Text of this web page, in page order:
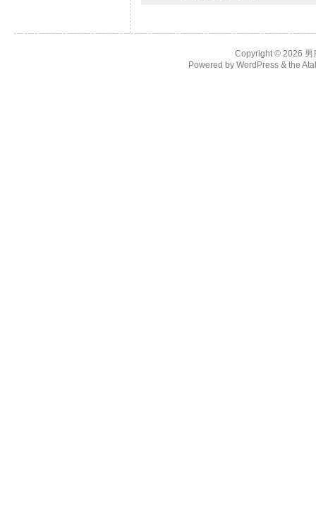
Copyright © 2026 男
Powered by WordPress & the